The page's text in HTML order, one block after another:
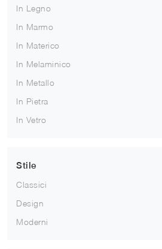
In Legno
In Marmo
In Materico
In Melaminico
In Metallo
In Pietra
In Vetro
Stile
Classici
Design
Moderni